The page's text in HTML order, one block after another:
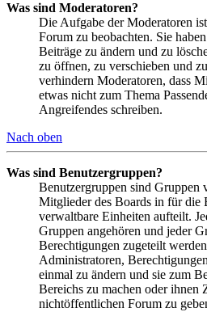
Was sind Moderatoren?
Die Aufgabe der Moderatoren
Forum zu beobachten. Sie
Beiträge zu ändern und zu
zu öffnen, zu verschieben und
verhindern Moderatoren, dass
etwas nicht zum Thema
Angreifendes schreiben.
Nach oben
Was sind Benutzergruppen?
Benutzergruppen sind Gruppen
Mitglieder des Boards in für die
verwaltbare Einheiten aufteilt.
Gruppen angehören und jeder
Berechtigungen zugeteilt
Administratoren,
einmal zu ändern und sie zum
Bereichs zu machen oder ihnen
nichtöffentlichen Forum zu